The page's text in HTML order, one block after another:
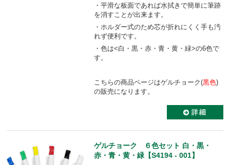
・平滑な板面であれば水拭きで簡単に筆跡
を消すことが出来ます。
・ホルダー式のため芯が折れにくく手も汚
れず便利です。
・色は<白・黒・赤・青・黄・緑>の6色で
す。
こちらの商品ページはゲルチョーク(黒色)
の販売になります。
ゲルチョーク ６色セット 白・黒・
赤・青・黄・緑【S4194 - 001】